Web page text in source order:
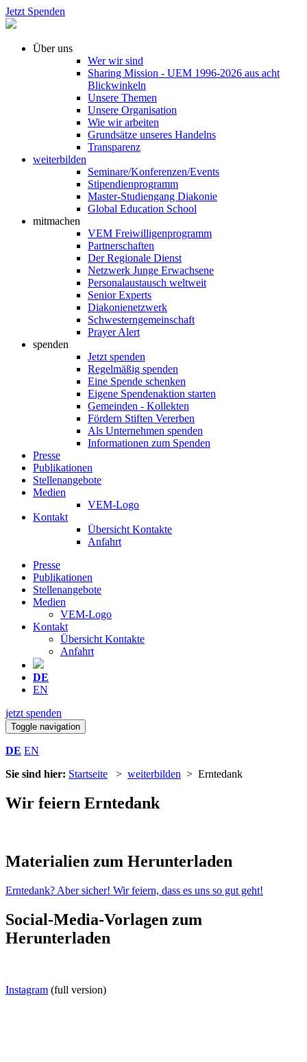
Jetzt Spenden
Über uns
Wer wir sind
Sharing Mission - UEM 1996-2026 aus acht
Blickwinkeln
Unsere Themen
Unsere Organisation
Wie wir arbeiten
Grundsätze unseres Handelns
Transparenz
weiterbilden
Seminare/Konferenzen/Events
Stipendienprogramm
Master-Studiengang Diakonie
Global Education School
mitmachen
VEM Freiwilligenprogramm
Partnerschaften
Der Regionale Dienst
Netzwerk Junge Erwachsene
Personalaustausch weltweit
Senior Experts
Diakonienetzwerk
Schwesterngemeinschaft
Prayer Alert
spenden
Jetzt spenden
Regelmäßig spenden
Eine Spende schenken
Eigene Spendenaktion starten
Gemeinden - Kollekten
Fördern Stiften Vererben
Als Unternehmen spenden
Informationen zum Spenden
Presse
Publikationen
Stellenangebote
Medien
VEM-Logo
Kontakt
Übersicht Kontakte
Anfahrt
Presse
Publikationen
Stellenangebote
Medien
VEM-Logo
Kontakt
Übersicht Kontakte
Anfahrt
DE
EN
jetzt spenden
Toggle navigation
DE EN
Sie sind hier: Startseite > weiterbilden > Erntedank
Wir feiern Erntedank
Materialien zum Herunterladen
Erntedank? Aber sicher! Wir feiern, dass es uns so gut geht!
Social-Media-Vorlagen zum
Herunterladen
Instagram (full version)